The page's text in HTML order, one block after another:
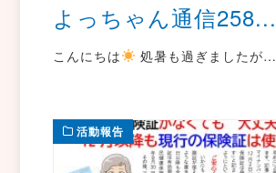
よっちゃん通信258...
こんにちは 処暑も過ぎましたが…
活動報告